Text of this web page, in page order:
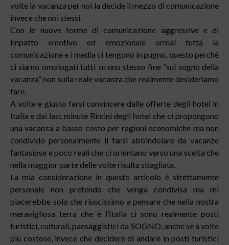
volte la vacanza per noi la decide il mezzo di comunicazione
invece che noi stessi.
Con le nuove forme di comunicazione aggressive e di
impatto emotivo ed emozionale ormai tutta la
comunicazione e i media ci tengono in pugno, questo perchè
ci siamo omologati tutti su uno stesso fine “sul sogno della
vacanza” non sulla reale vacanza che realmente desideriamo
fare.
A volte e giusto farsi convincere dalle offerte degli hotel in
Italia e dai last minute Rimini degli hotel che ci propongono
una vacanza a basso costo per ragioni economiche ma non
condivido personalmente il farsi abbindolare da vacanze
fantasiose e poco reali che ci orientano verso una scelta che
nella maggior parte delle volte risulta sbagliata.
La mia considerazione in questo articolo è strettamente
personale non pretendo che venga condivisa ma mi
piacerebbe solo che riuscissimo a pensare che nella nostra
meravigliosa terra che è l’Italia ci sono realmente posti
turistici, culturali, paesaggistici da SOGNO, anche se a volte
più costose, invece che decidere di andare in posti turistici